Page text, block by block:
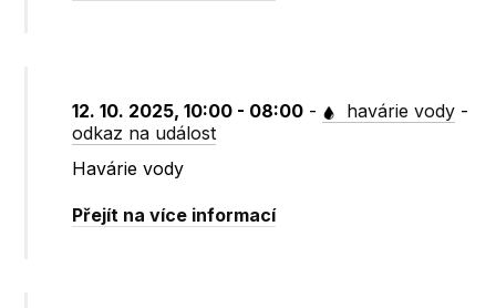
12. 10. 2025, 10:00 - 08:00 - havárie vody -
odkaz na událost
Havárie vody
Přejít na více informací